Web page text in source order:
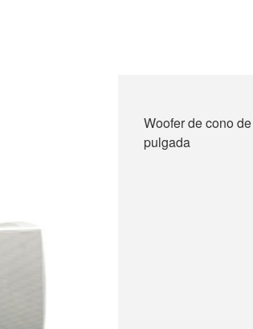
Woofer de cono
pulgada